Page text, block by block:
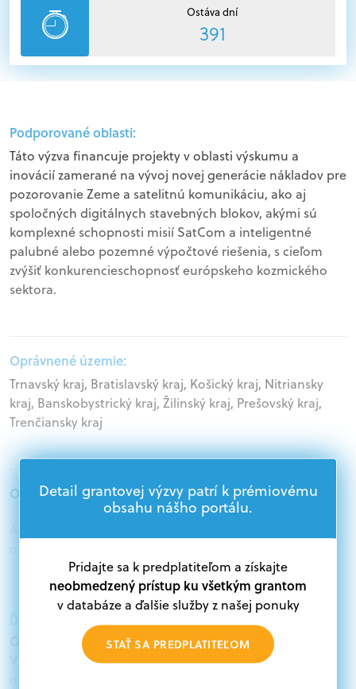
Ostáva dní
391
Podporované oblasti:
Táto výzva financuje projekty v oblasti výskumu a
inovácií zamerané na vývoj novej generácie nákladov pre
pozorovanie Zeme a satelitnú komunikáciu, ako aj
spoločných digitálnych stavebných blokov, akými sú
komplexné schopnosti misií SatCom a inteligentné
palubné alebo pozemné výpočtové riešenia, s cieľom
zvýšiť konkurencieschopnosť európskeho kozmického
sektora.
Oprávnené územie:
Trnavský kraj, Bratislavský kraj, Košický kraj, Nitriansky
kraj, Banskobystrický kraj, Žilinský kraj, Prešovský kraj,
Trenčiansky kraj
Oprávnení žiadatelia:
Oprávnení žiadatelia:
V databáze grantov a dotácií na portáli Grantexpert.sk
Detail grantovej výzvy patrí k prémiovému
obsahu nášho portálu.
Pridajte sa k predplatiteľom a získajte
neobmedzený prístup ku všetkým grantom
v databáze a ďalšie služby z našej ponuky
STAŤ SA PREDPLATITEĽOM